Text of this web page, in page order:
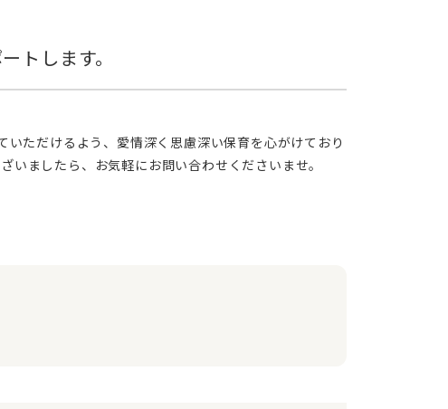
ましたら、お気軽にお問い合わせくださいませ。